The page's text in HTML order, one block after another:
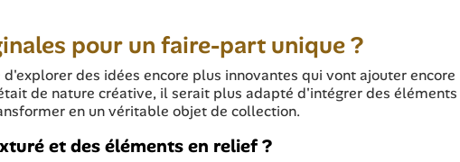
pour un faire-part unique ?
des idées encore plus innovantes qui vont ajouter encore
de nature créative, il serait plus adapté d'intégrer des éléments
en un véritable objet de collection.
et des éléments en relief ?